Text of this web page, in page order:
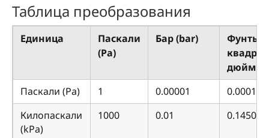
Таблица преобразования
Единица
Паскали
(Pa)
Бар (bar)
Фунты
дюйм
Паскали (Pa)
1 0.00001
Килопаскали
(kPa)
1000 0.01